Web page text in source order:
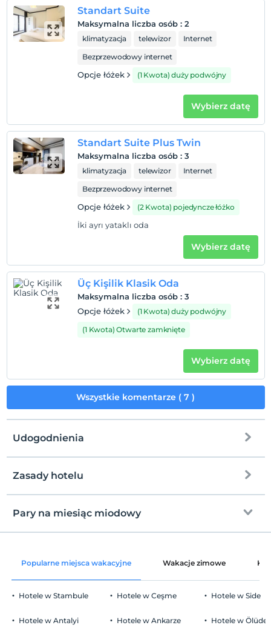
Standart Suite
Maksymalna liczba osób : 2
klimatyzacja telewizor
Internet
Bezprzewodowy internet
Opcje łóżek (1 Kwota) duży podwójny
Wybierz datę
Standart Suite Plus Twin
Maksymalna liczba osób : 3
klimatyzacja telewizor
Internet
Bezprzewodowy internet
Opcje łóżek (2 Kwota) pojedyncze łóżko
İki ayrı yataklı oda
Wybierz datę
Üç Kişilik Klasik Oda
Maksymalna liczba osób : 3
Opcje łóżek
(1 Kwota) duży podwójny
(1 Kwota) Otwarte zamknięte
Wybierz datę
Wszystkie komentarze ( 7 )
Udogodnienia
wolny wifi
Zasady hotelu
Zameldować się
Po 14:00
Wymeldować się
Zwierzęta
Dzieci)
Pary na miesiąc miodowy
Kosz owoców w pokoju
Popularne miejsca wakacyjne Wakacje zimowe
Hotele w Stambule
Hotele w Antalyi
Hotele w Ceşme
Hotele w Ankarze
Hotele w Side
Hotele w